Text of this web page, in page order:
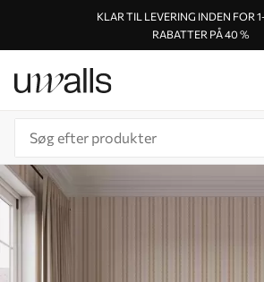
KLAR TIL LEVERING INDEN FOR
RABATTER PÅ 40 %